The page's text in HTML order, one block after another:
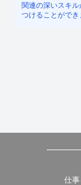
関連の深いスキ
つけることができ
仕事